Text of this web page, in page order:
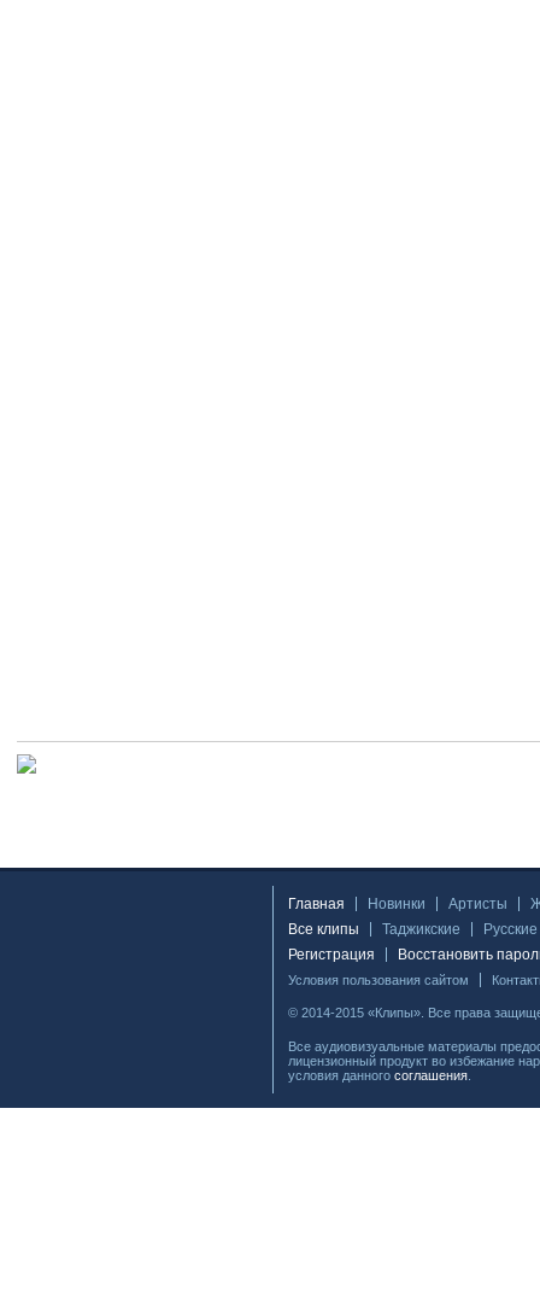
Главная Новинки Артисты
Все клипы
Таджикские
Русские
Регистрация
Восстановить
Условия пользования сайтом
© 2014-2015 «Клипы». Все права
Все аудиовизуальные материалы
лицензионный продукт во избежание
условия данного соглашения